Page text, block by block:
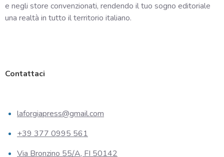
e negli store convenzionati, rendendo il tuo sogno editoriale
una realtà in tutto il territorio italiano.
Contattaci
laforgiapress@gmail.com
+39 377 0995 561
Via Bronzino 55/A, FI 50142